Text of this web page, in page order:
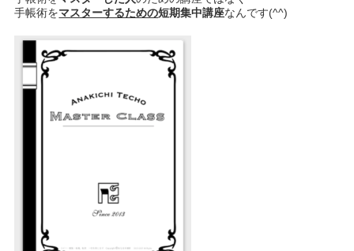
手帳術をマスターするための短期集中講座なんです(^^)